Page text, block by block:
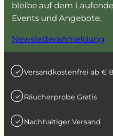
bleibe auf dem
Events und Angebote.
Newsletteranmeldung
Versandkostenfrei ab €
Räucherprobe Gratis
Nachhaltiger Versand